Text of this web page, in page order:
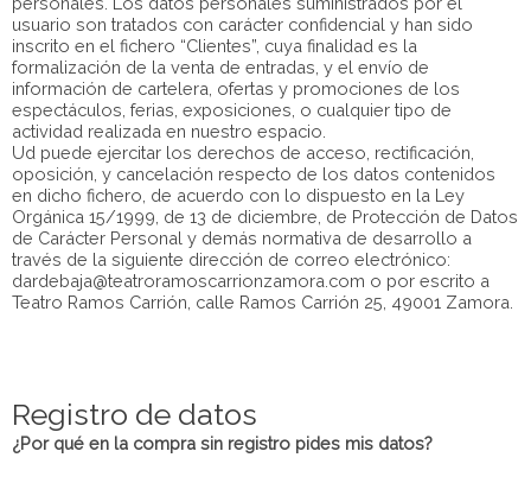
usuario son tratados con carácter confidencial y han sido
inscrito en el fichero “Clientes”, cuya finalidad es la
formalización de la venta de entradas, y el envío de
información de cartelera, ofertas y promociones de los
espectáculos, ferias, exposiciones, o cualquier tipo de
actividad realizada en nuestro espacio.
Ud puede ejercitar los derechos de acceso, rectificación,
oposición, y cancelación respecto de los datos contenidos
en dicho fichero, de acuerdo con lo dispuesto en la Ley
Orgánica 15/1999, de 13 de diciembre, de Protección de Datos
de Carácter Personal y demás normativa de desarrollo a
través de la siguiente dirección de correo electrónico:
dardebaja@teatroramoscarrionzamora.com o por escrito a
Teatro Ramos Carrión, calle Ramos Carrión 25, 49001 Zamora.
Registro de datos
¿Por qué en la compra sin registro pides mis datos?